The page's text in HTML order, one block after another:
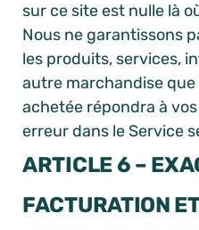
sur ce site est nulle là
Nous ne garantissons
les produits, services,
autre marchandise
achetée répondra à
erreur dans le Service
ARTICLE 6 –
FACTURATION